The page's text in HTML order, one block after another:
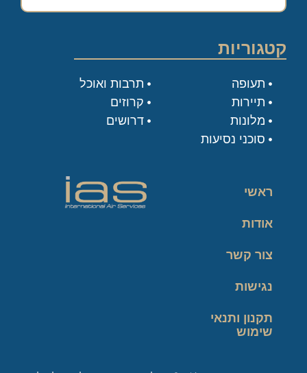
קטגוריות
תעופה
תיירות
מלונות
סוכני נסיעות
תרבות ואוכל
קרוזים
דרושים
ראשי
אודות
צור קשר
נגישות
תקנון ותנאי
שימוש